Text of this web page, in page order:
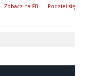
Zobacz na FB · Podziel się